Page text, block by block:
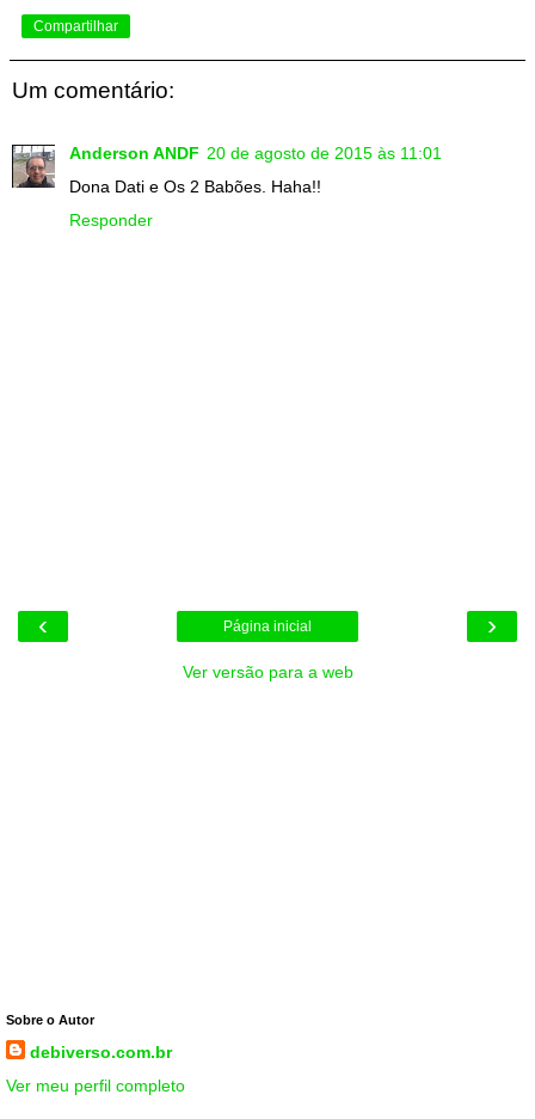
Compartilhar
Um comentário:
Anderson ANDF 20 de agosto de 2015 às 11:01
Dona Dati e Os 2 Babões. Haha!!
Responder
‹ ›
Página inicial
Ver versão para a web
Sobre o Autor
debiverso.com.br
Ver meu perfil completo